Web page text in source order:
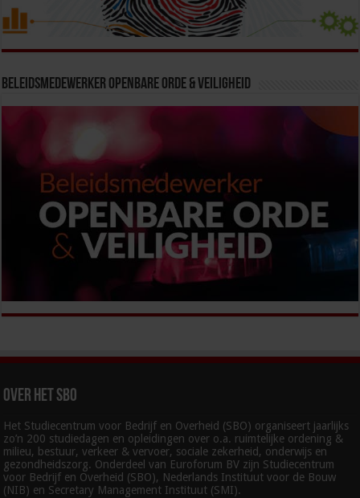
Beleidsmedewerker Openbare Orde & Veiligheid
Over het SBO
Het Studiecentrum voor Bedrijf en Overheid (SBO) organiseert jaarlijks
zo’n 200 studiedagen en opleidingen over o.a. ruimtelijke ordening &
milieu, bestuur, verkeer & vervoer, sociale zekerheid, onderwijs en
gezondheidszorg. Onderdeel van Euroforum BV zijn Studiecentrum
voor Bedrijf en Overheid (SBO), Nederlands Instituut voor de Bouw
(NIB) en Secretary Management Instituut (SMI).